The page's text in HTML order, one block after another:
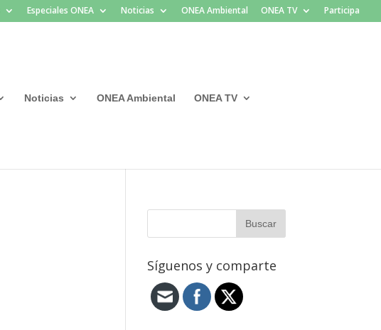
Especiales ONEA Noticias ONEA Ambiental ONEA TV Participa
Noticias ONEA Ambiental ONEA TV
Síguenos y comparte